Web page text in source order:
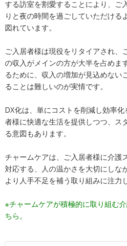
する訪室を割愛することにより、ご
りと夜の時間を過ごしていただける
図れています。
ご入居者様は現役をリタイアされ、
の収入がメインの方が大半を占めま
るために、収入の増加が見込めない
ることは難しいのが実情です。
DX化は、単にコストを削減し効率
者様に快適な生活を提供しつつ、ス
る意図もあります。
チャームケアは、ご入居者様に介護
対応する、人の温かさを大切にしな
より人手不足を補う取り組みに注力
※チャームケアが積極的に取り組む
ちら。